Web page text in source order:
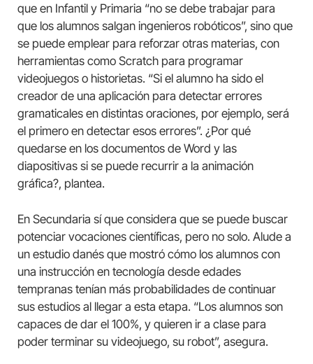
que en Infantil y Primaria “no se debe trabajar para
que los alumnos salgan ingenieros robóticos”, sino que
se puede emplear para reforzar otras materias, con
herramientas como Scratch para programar
videojuegos o historietas. “Si el alumno ha sido el
creador de una aplicación para detectar errores
gramaticales en distintas oraciones, por ejemplo, será
el primero en detectar esos errores”. ¿Por qué
quedarse en los documentos de Word y las
diapositivas si se puede recurrir a la animación
gráfica?, plantea.
En Secundaria sí que considera que se puede buscar
potenciar vocaciones científicas, pero no solo. Alude a
un estudio danés que mostró cómo los alumnos con
una instrucción en tecnología desde edades
tempranas tenían más probabilidades de continuar
sus estudios al llegar a esta etapa. “Los alumnos son
capaces de dar el 100%, y quieren ir a clase para
poder terminar su videojuego, su robot”, asegura.